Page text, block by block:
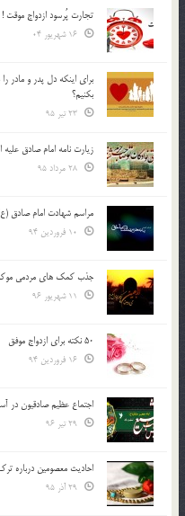
تجارت پُرسود ازدواج موقت !
براي اينكه دل پدر و مادر
بكنيم؟
زیارت نامه امام صادق علیه
مراسم شهادت امام صادق (ع)
جذب کمک های مردمی موکب
50 نکته برای ازدواج موفق
اجتماع عظیم صادقیون در
احادیث معصومین درباره